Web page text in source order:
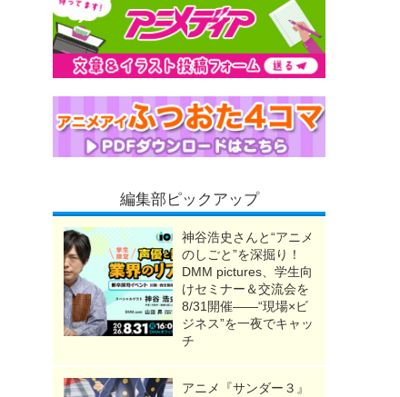
編集部ピックアップ
神谷浩史さんと“アニメ
のしごと”を深掘り！
DMM pictures、学生向
けセミナー＆交流会を
8/31開催――“現場×ビ
ジネス”を一夜でキャッ
チ
アニメ『サンダー３』